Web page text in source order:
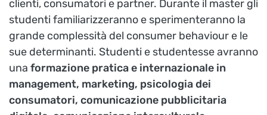
clienti, consumatori e partner. Durante il master gli
studenti familiarizzeranno e sperimenteranno la
grande complessità del consumer behaviour e le
sue determinanti. Studenti e studentesse avranno
una formazione pratica e internazionale in
management, marketing, psicologia dei
consumatori, comunicazione pubblicitaria